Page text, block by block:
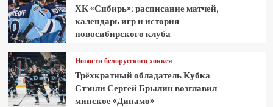
ХК «Сибирь»: расписание матчей,
календарь игр и история
новосибирского клуба
Новости белорусского хоккея
Трёхкратный обладатель Кубка
Стэнли Сергей Брылин возглавил
минское «Динамо»